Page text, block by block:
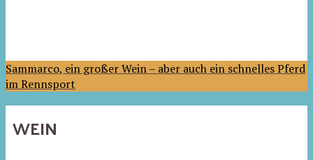
Sammarco, ein großer Wein – aber auch ein schnelles Pferd
im Rennsport
WEIN